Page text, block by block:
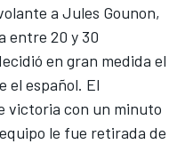
a Jules Gounon,
entre 20 y 30
en gran medida el
el español. El
victoria con un minuto
le fue retirada de